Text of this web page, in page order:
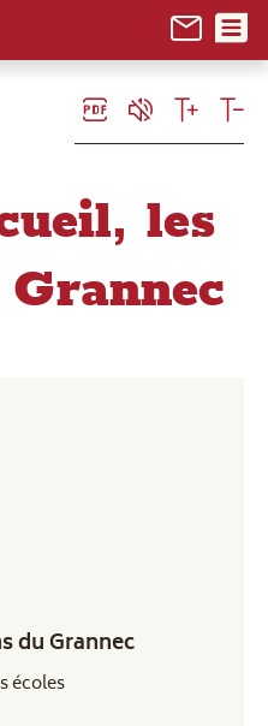
les
du Grannec
écoles